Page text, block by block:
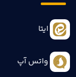
ایتا
واتس آپ